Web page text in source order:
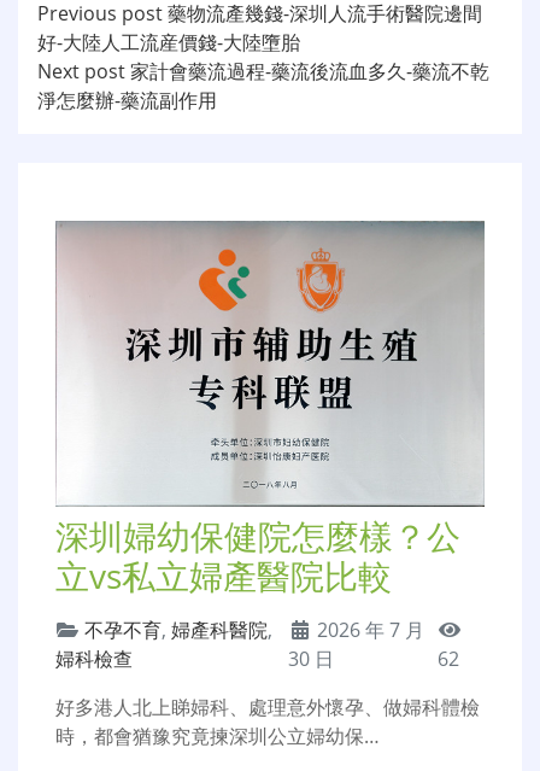
文
章
导
Previous post藥物流產幾錢-深圳人流手術醫院邊間
好-大陸人工流産價錢-大陸墮胎
Next post家計會藥流過程-藥流後流血多久-藥流不乾
淨怎麼辦-藥流副作用
深圳婦幼保健院怎麼樣？公
立vs私立婦產醫院比較
不孕不育, 婦產科醫院,
婦科檢查
2026 年 7 月
30 日
62
好多港人北上睇婦科、處理意外懷孕、做婦科體檢
時，都會猶豫究竟揀深圳公立婦幼保…